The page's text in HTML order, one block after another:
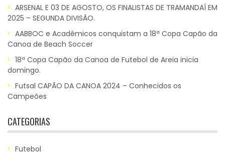
ARSENAL E 03 DE AGOSTO, OS FINALISTAS DE TRAMANDAÍ EM
2025 – SEGUNDA DIVISÃO.
AABBOC e Acadêmicos conquistam a 18ª Copa Capão da
Canoa de Beach Soccer
18ª Copa Capão da Canoa de Futebol de Areia inicia
domingo.
Futsal CAPÃO DA CANOA 2024 – Conhecidos os
Campeões
CATEGORIAS
Futebol